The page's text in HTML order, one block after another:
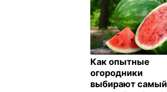
Как опытные
огородники
выбирают самый